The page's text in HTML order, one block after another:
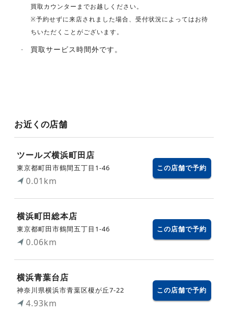
買取カウンターまでお越しください。
※予約せずに来店されました場合、受付状況によってはお待
ちいただくことがございます。
- 買取サービス時間外です。
お近くの店舗
ツールズ横浜町田店
東京都町田市鶴間五丁目1-46
0.01km
この店舗で予約
横浜町田総本店
東京都町田市鶴間五丁目1-46
0.06km
この店舗で予約
横浜青葉台店
神奈川県横浜市青葉区榎が丘7‐22
4.93km
この店舗で予約